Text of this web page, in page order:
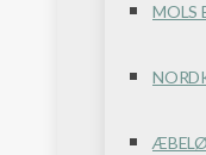
MOLS
ÆBELØ